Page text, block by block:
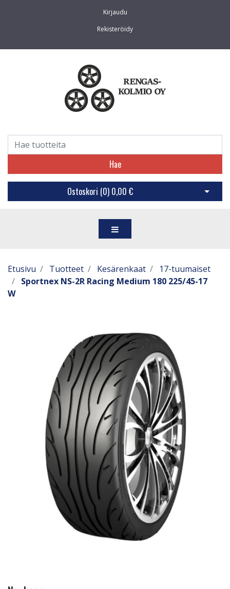
Kirjaudu
Rekisteröidy
Hae
Ostoskori (0) 0,00 € Avaa
Etusivu Tuotteet Kesärenkaat
17-tuumaiset
Sportnex NS-2R Racing Medium 180 225/45-17
W